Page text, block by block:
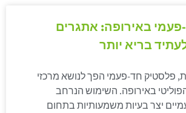
באירופה: אתגרים
בריא יותר
פלסטיק חד-פעמי הפך לנושא מרכזי
באירופה. השימוש הנרחב
יצר בעיות משמעותיות בתחום